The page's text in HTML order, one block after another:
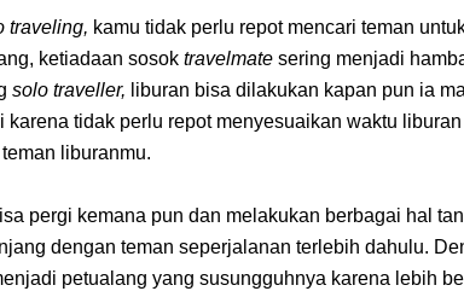
traveling, kamu tidak perlu repot mencari teman
ketiadaan sosok travelmate sering menjadi
solo traveller, liburan bisa dilakukan kapan pun ia
karena tidak perlu repot menyesuaikan waktu
liburanmu.
pergi kemana pun dan melakukan berbagai hal
dengan teman seperjalanan terlebih dahulu.
petualang yang susungguhnya karena lebih